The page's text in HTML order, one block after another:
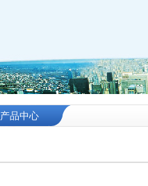
产品中心